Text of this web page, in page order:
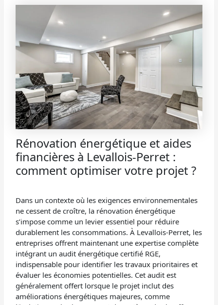
Rénovation énergétique et aides
financières à Levallois-Perret :
comment optimiser votre projet ?
Dans un contexte où les exigences environnementales
ne cessent de croître, la rénovation énergétique
s’impose comme un levier essentiel pour réduire
durablement les consommations. À Levallois-Perret, les
entreprises offrent maintenant une expertise complète
intégrant un audit énergétique certifié RGE,
indispensable pour identifier les travaux prioritaires et
évaluer les économies potentielles. Cet audit est
généralement offert lorsque le projet inclut des
améliorations énergétiques majeures, comme